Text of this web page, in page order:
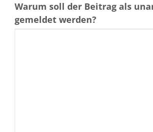
Warum soll der Beitrag als
gemeldet werden?